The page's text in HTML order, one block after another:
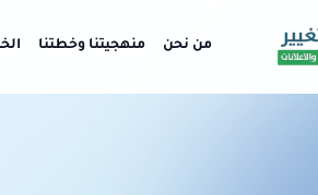
من نحن منهجيتنا وخطتنا